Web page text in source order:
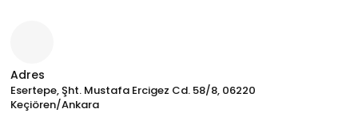
Adres
Esertepe, Şht. Mustafa Ercigez Cd. 58/8, 06220
Keçiören/Ankara